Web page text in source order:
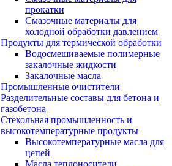
прокатки
Смазочные материалы для
холодной обработки давлением
Продукты для термической обработки
Водосмешиваемые полимерные
закалочные жидкости
Закалочные масла
Промышленные очистители
Разделительные составы для бетона и
газобетона
Стекольная промышленность и
высокотемпературные продукты
Высокотемпературные масла для
цепей
Масла теплоносители